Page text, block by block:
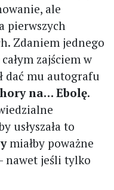
ale
pierwszych
Zdaniem jednego
zajściem w
dać mu autografu
na… Ebolę.
usłyszała to
miałby poważne
nawet jeśli tylko